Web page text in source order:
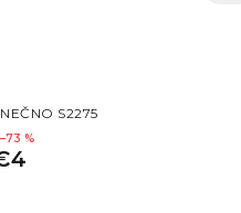
S2275
–73 %